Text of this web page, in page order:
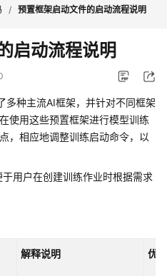
/ 预置框架启动文件的启动流程说明
启动流程说明
种主流AI框架，并针对不同框架
使用这些预置框架进行模型训练
，相应地调整训练启动命令，以
用户在创建训练作业时根据需求
解释说明 优